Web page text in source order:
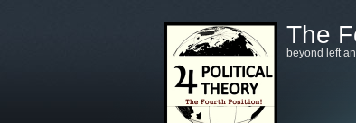
The
beyond left